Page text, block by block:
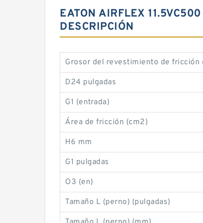
EATON AIRFLEX
DESCRIPCIÓN
Grosor del revestimiento de fricción
D24 pulgadas
G1 (entrada)
Área de fricción (cm2)
H6 mm
G1 pulgadas
O3 (en)
Tamaño L (perno) (pulgadas)